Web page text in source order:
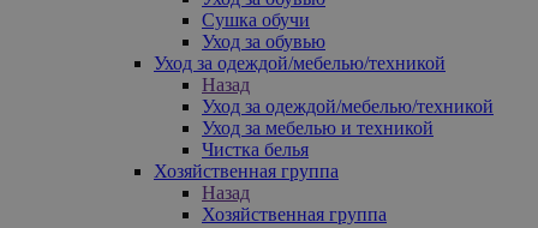
Сушка обучи
Уход за обувью
Уход за одеждой/мебелью/техникой
Назад
Уход за одеждой/мебелью/техникой
Уход за мебелью и техникой
Чистка белья
Хозяйственная группа
Назад
Хозяйственная группа